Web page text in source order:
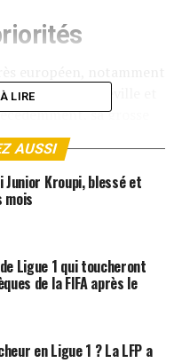
Europa avec Séville et
sa grosse
Arsenal),
du Real
l’une de leurs
et est tombé, pas
sera-t-il l’homme
la saison prochaine ?
REAL MADRID
LIRE
AUSSI
Junior Kroupi, blessé et
mois
Ligue 1 qui toucheront
de la FIFA après le
en Ligue 1 ? La LFP a